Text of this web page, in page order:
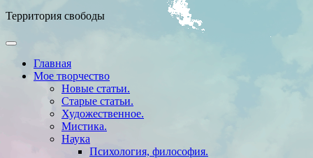
Территория свободы
Главная
Мое творчество
Новые статьи.
Старые статьи.
Художественное.
Мистика.
Наука
Психология, философия.